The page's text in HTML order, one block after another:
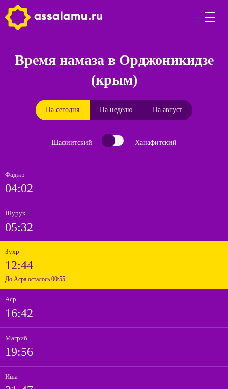
Время намаза в Орджоникидзе
(крым)
На сегодня На неделю На август
Шафиитский Ханафитский
Фаджр
04:02
Шурук
05:32
Зухр
12:44
До Асра осталось 00:55
Аср
16:42
Магриб
19:56
Иша